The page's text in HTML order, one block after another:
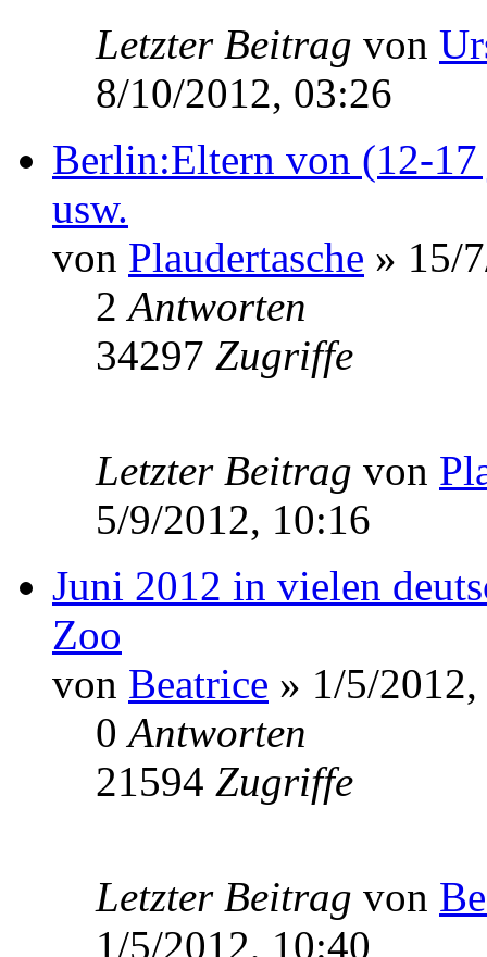
Letzter Beitrag von
8/10/2012, 03:26
Berlin:Eltern von (12-
usw.
von Plaudertasche » 15/
2Antworten
34297 Zugriffe
Letzter Beitrag von
5/9/2012, 10:16
Juni 2012 in vielen
Zoo
von Beatrice » 1/5/
0Antworten
21594 Zugriffe
Letzter Beitrag von
1/5/2012, 10:40